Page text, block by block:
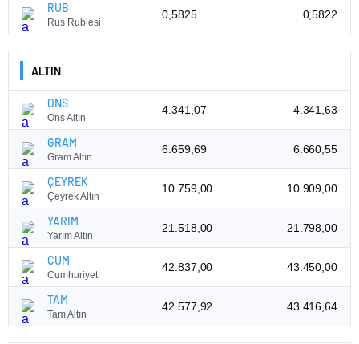
RUB
Rus Rublesi
0,5825 0,5822
ALTIN
ONS
Ons Altın
4.341,07 4.341,63
GRAM
Gram Altın
6.659,69 6.660,55
ÇEYREK
Çeyrek Altın
10.759,00 10.909,00
YARIM
Yarım Altın
21.518,00 21.798,00
CUM
Cumhuriyet
42.837,00 43.450,00
TAM
Tam Altın
42.577,92 43.416,64